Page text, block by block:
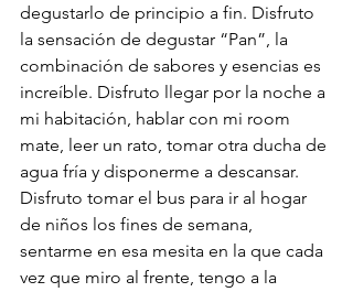
degustarlo de principio a fin. Disfruto
la sensación de degustar “Pan”, la
combinación de sabores y esencias es
increíble. Disfruto llegar por la noche a
mi habitación, hablar con mi room
mate, leer un rato, tomar otra ducha de
agua fría y disponerme a descansar.
Disfruto tomar el bus para ir al hogar
de niños los fines de semana,
sentarme en esa mesita en la que cada
vez que miro al frente, tengo a la